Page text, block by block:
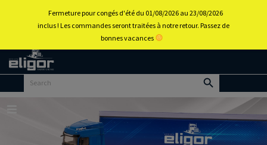
Retour
Fermeture pour congés d'été du 01/08/2026 au 23/08/2026
inclus ! Les commandes seront traitées à notre retour. Passez de
bonnes vacances